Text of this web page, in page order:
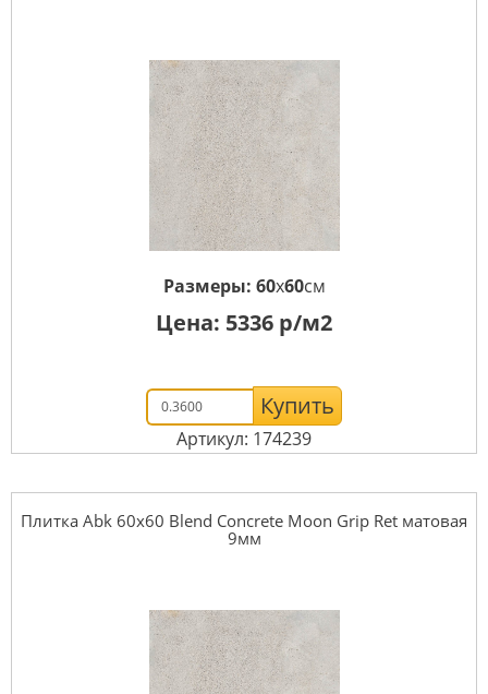
Размеры: 60x60см
Цена: 5336 р/м2
Купить
Артикул: 174239
Плитка Abk 60x60 Blend Concrete Moon Grip Ret матовая
9мм